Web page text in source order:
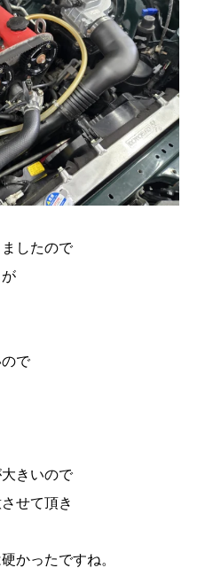
したので
で
きいので
せて頂き
かったですね。